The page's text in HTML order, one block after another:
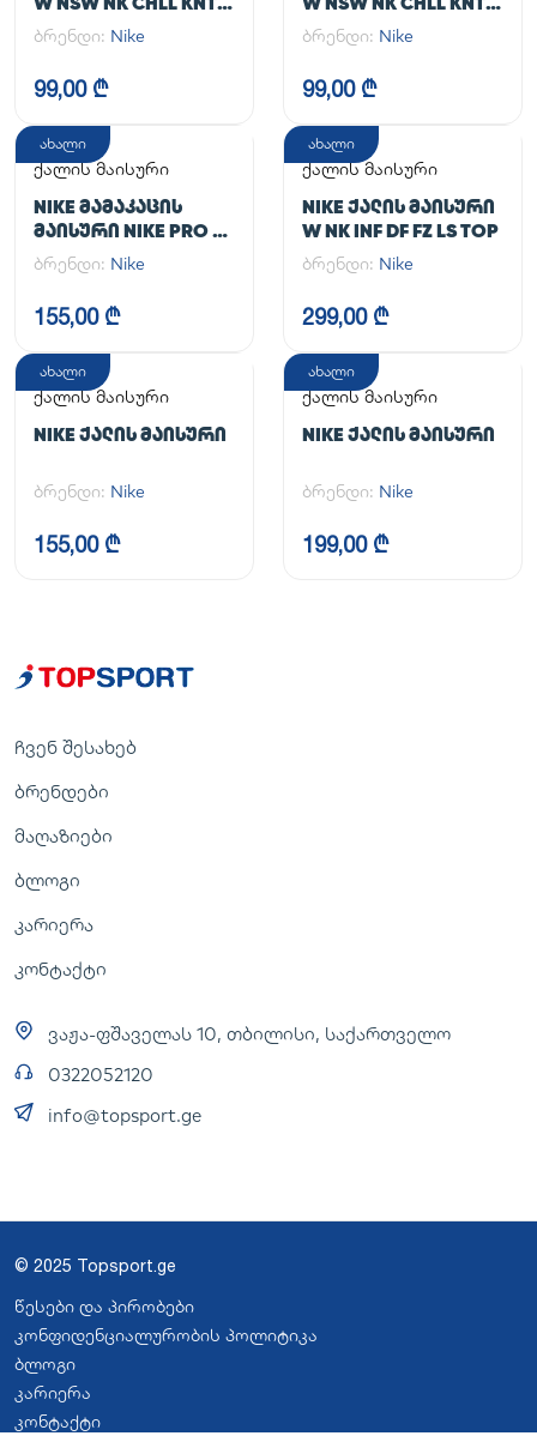
MD CRP
ბრენდი: Nike
99,00 ₾
MD CRP
ბრენდი: Nike
99,00 ₾
ახალი
ქალის მაისური
NIKE ᲛᲐᲛᲐᲙᲐᲪᲘᲡ
ᲛᲐᲘᲡᲣᲠᲘ NIKE PRO DF
365 CROP LS
ბრენდი: Nike
155,00 ₾
ახალი
ქალის მაისური
NIKE ᲥᲐᲚᲘᲡ ᲛᲐᲘᲡᲣᲠᲘ
W NK INF DF FZ LS TOP
ბრენდი: Nike
299,00 ₾
ახალი
ქალის მაისური
NIKE ᲥᲐᲚᲘᲡ ᲛᲐᲘᲡᲣᲠᲘ
ბრენდი: Nike
155,00 ₾
ახალი
ქალის მაისური
NIKE ᲥᲐᲚᲘᲡ ᲛᲐᲘᲡᲣᲠᲘ
ბრენდი: Nike
199,00 ₾
ჩვენ შესახებ
ბრენდები
მაღაზიები
ბლოგი
კარიერა
კონტაქტი
ვაჟა-ფშაველას 10, თბილისი, საქართველო
0322052120
info@topsport.ge
© 2025 Topsport.ge
წესები და პირობები
კონფიდენციალურობის პოლიტიკა
ბლოგი
კარიერა
კონტაქტი